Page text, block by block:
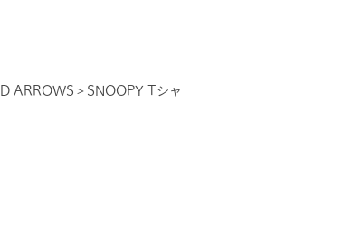
ARROWS＞SNOOPY Tシャ